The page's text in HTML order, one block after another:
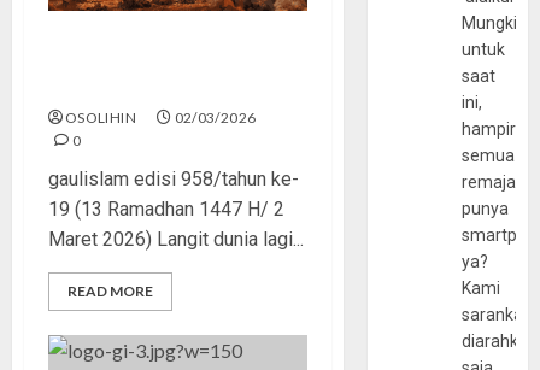
OSOLIHIN
02/03/2026
0
gaulislam edisi 958/tahun ke-
19 (13 Ramadhan 1447 H/ 2
Maret 2026) Langit dunia lagi...
READ MORE
Mungkin
untuk
saat
ini,
hampir
semua
remaja
punya
ya?
Kami
sarankan,
diarahkan